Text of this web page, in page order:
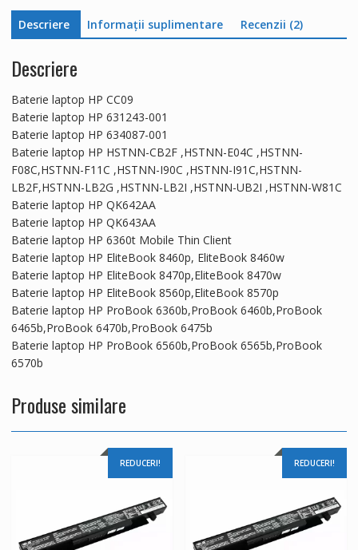
Descriere Informații suplimentare Recenzii (2)
Descriere
Baterie laptop HP CC09
Baterie laptop HP 631243-001
Baterie laptop HP 634087-001
Baterie laptop HP HSTNN-CB2F ,HSTNN-E04C ,HSTNN-
F08C,HSTNN-F11C ,HSTNN-I90C ,HSTNN-I91C,HSTNN-
LB2F,HSTNN-LB2G ,HSTNN-LB2I ,HSTNN-UB2I ,HSTNN-W81C
Baterie laptop HP QK642AA
Baterie laptop HP QK643AA
Baterie laptop HP 6360t Mobile Thin Client
Baterie laptop HP EliteBook 8460p, EliteBook 8460w
Baterie laptop HP EliteBook 8470p,EliteBook 8470w
Baterie laptop HP EliteBook 8560p,EliteBook 8570p
Baterie laptop HP ProBook 6360b,ProBook 6460b,ProBook
6465b,ProBook 6470b,ProBook 6475b
Baterie laptop HP ProBook 6560b,ProBook 6565b,ProBook
6570b
Produse similare
REDUCERI! REDUCERI!